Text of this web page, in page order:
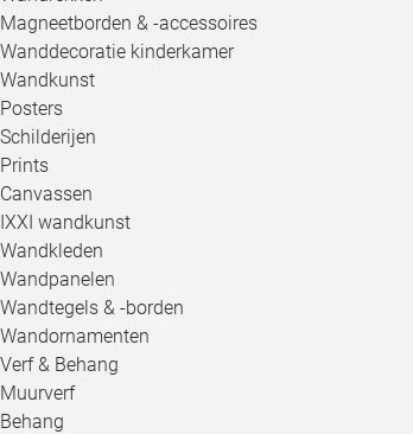
Magneetborden & -accessoires
Wanddecoratie kinderkamer
Wandkunst
Posters
Schilderijen
Prints
Canvassen
IXXI wandkunst
Wandkleden
Wandpanelen
Wandtegels & -borden
Wandornamenten
Verf & Behang
Muurverf
Behang